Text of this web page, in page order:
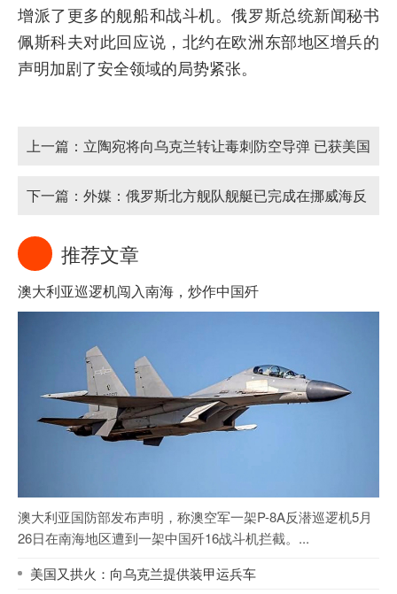
增派了更多的舰船和战斗机。俄罗斯总统新闻秘书
佩斯科夫对此回应说，北约在欧洲东部地区增兵的
声明加剧了安全领域的局势紧张。
上一篇： 立陶宛将向乌克兰转让毒刺防空导弹 已获美国
下一篇： 外媒：俄罗斯北方舰队舰艇已完成在挪威海反
潜演习
推荐文章
澳大利亚巡逻机闯入南海，炒作中国歼
澳大利亚国防部发布声明，称澳空军一架P-8A反潜巡逻机5月
26日在南海地区遭到一架中国歼16战斗机拦截。...
美国又拱火：向乌克兰提供装甲运兵车